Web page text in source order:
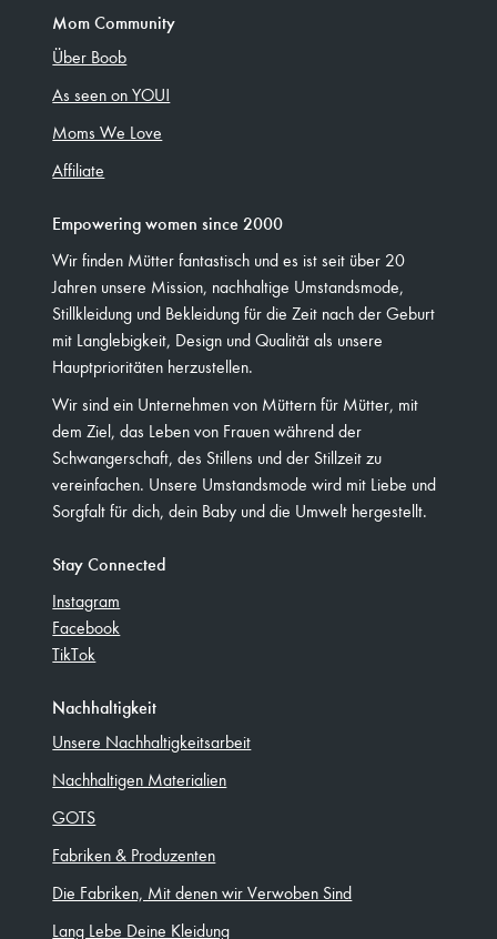
Mom Community
Über Boob
As seen on YOU!
Moms We Love
Affiliate
Empowering women since 2000
Wir finden Mütter fantastisch und es ist seit über 20
Jahren unsere Mission, nachhaltige Umstandsmode,
Stillkleidung und Bekleidung für die Zeit nach der Geburt
mit Langlebigkeit, Design und Qualität als unsere
Hauptprioritäten herzustellen.
Wir sind ein Unternehmen von Müttern für Mütter, mit
dem Ziel, das Leben von Frauen während der
Schwangerschaft, des Stillens und der Stillzeit zu
vereinfachen. Unsere Umstandsmode wird mit Liebe und
Sorgfalt für dich, dein Baby und die Umwelt hergestellt.
Stay Connected
Instagram
Facebook
TikTok
Nachhaltigkeit
Unsere Nachhaltigkeitsarbeit
Nachhaltigen Materialien
GOTS
Fabriken & Produzenten
Die Fabriken, Mit denen wir Verwoben Sind
Lang Lebe Deine Kleidung